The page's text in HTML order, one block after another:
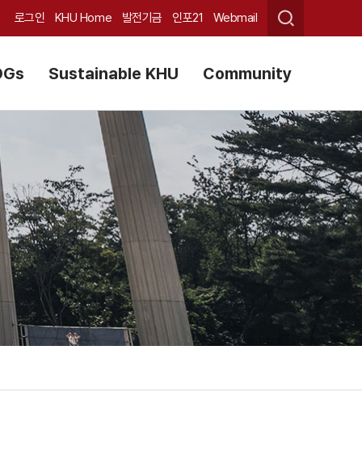
로그인 KHU Home 발전기금 인포21 Webmail
Sustainable KHU Community